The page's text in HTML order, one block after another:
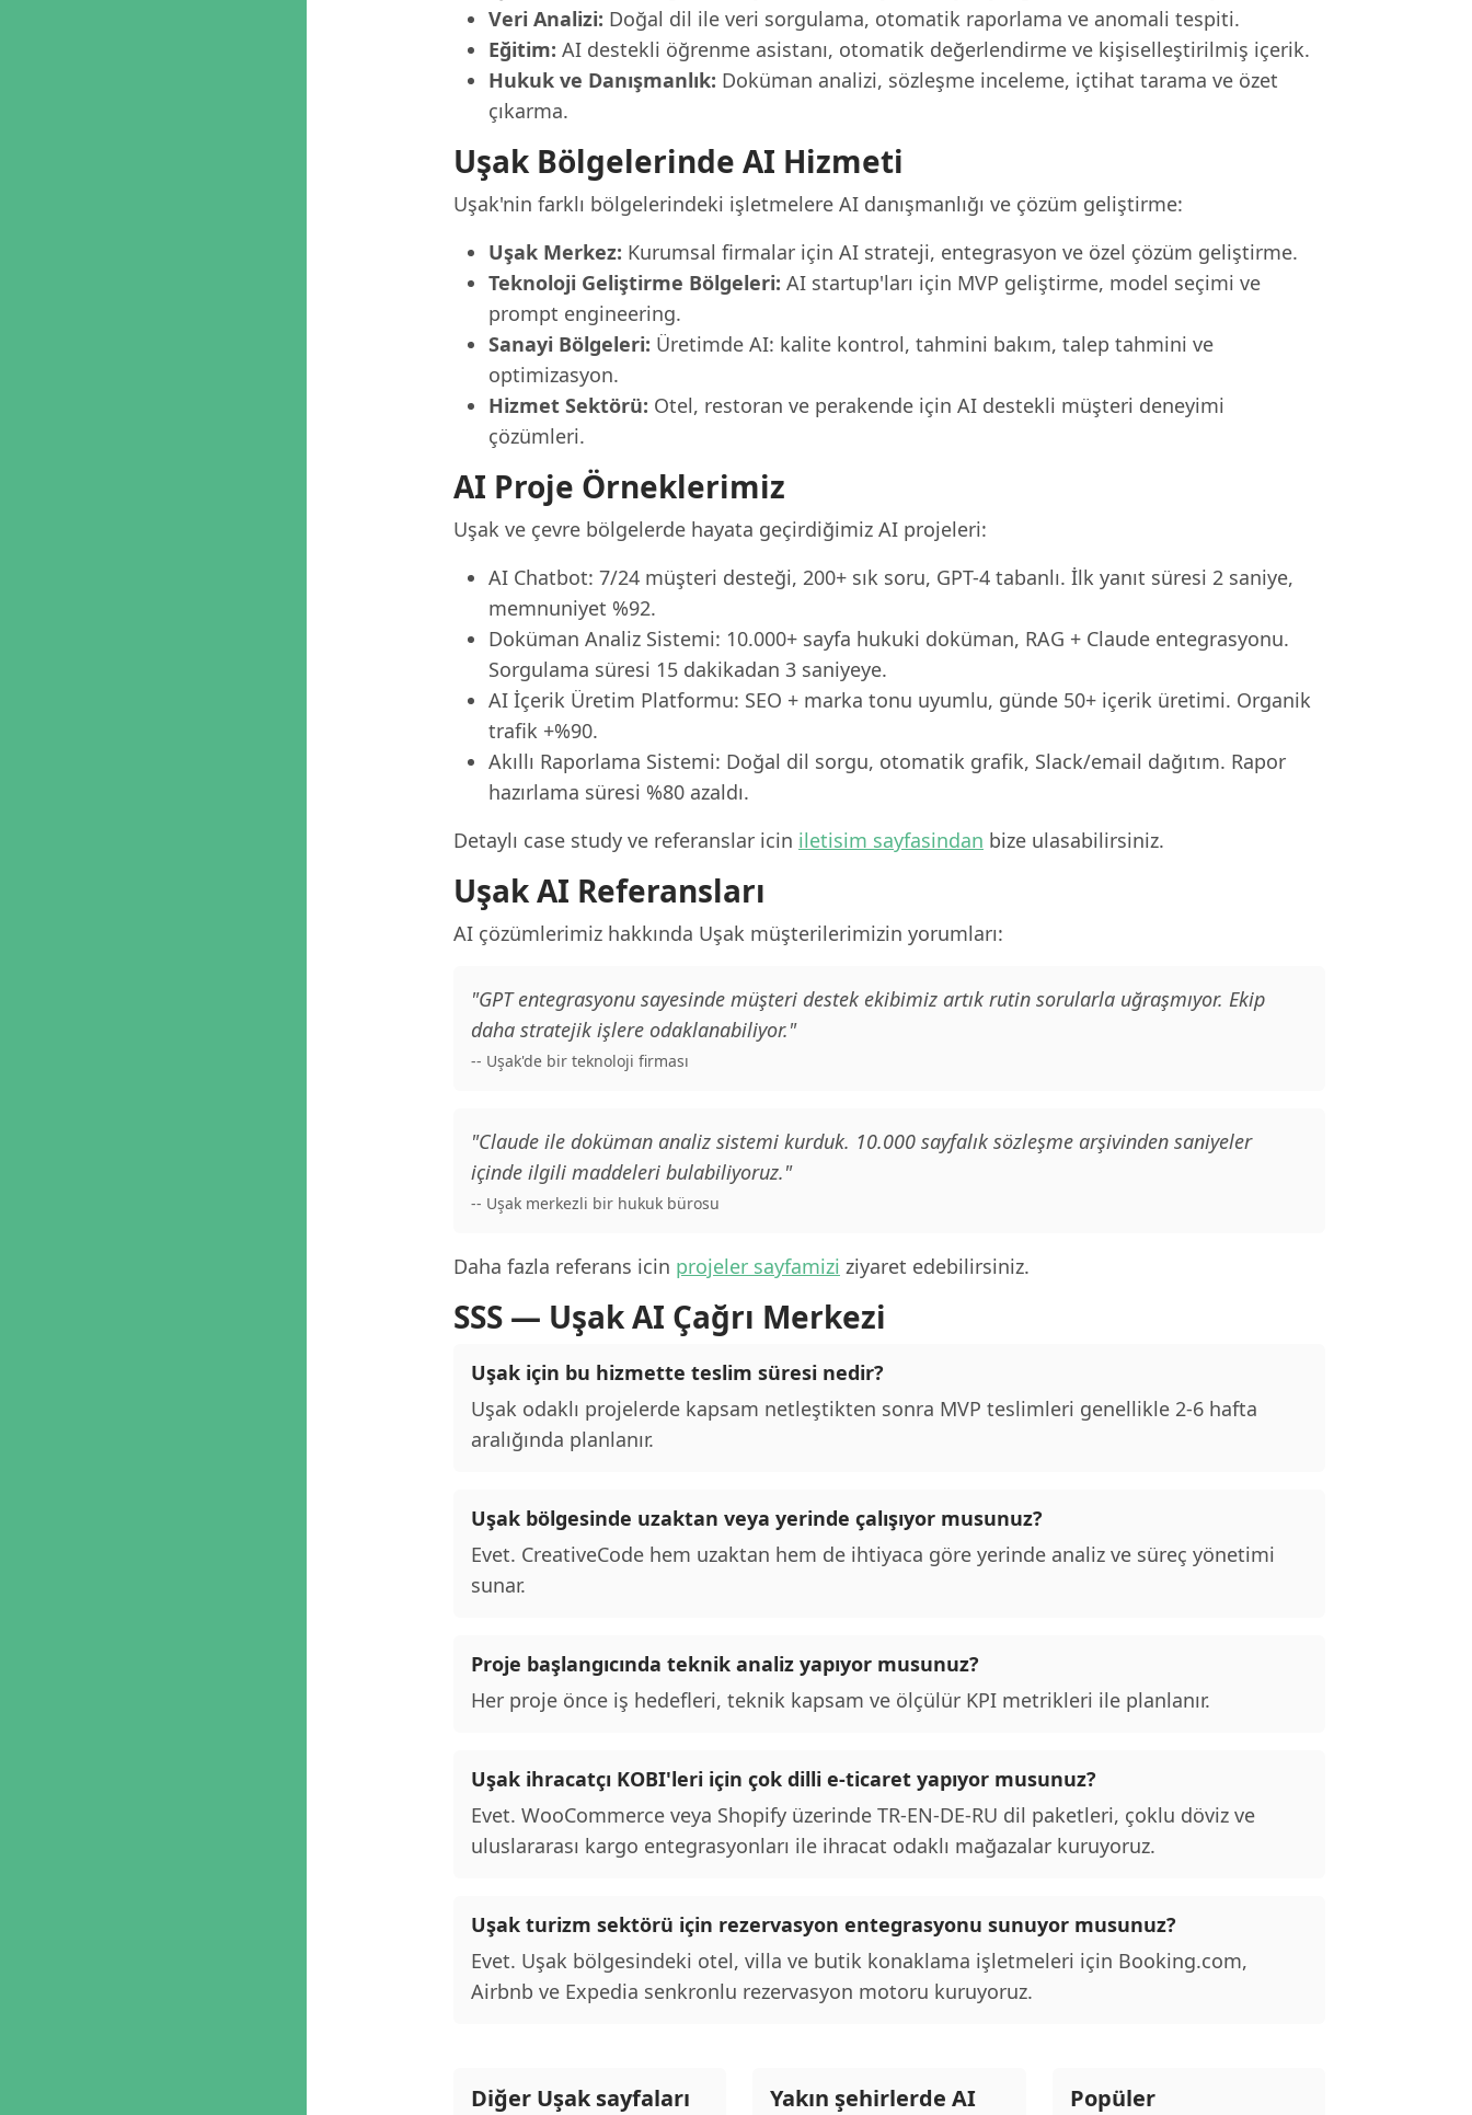
Veri Analizi: Doğal dil ile veri sorgulama, otomatik raporlama ve anomali tespiti.
Eğitim: AI destekli öğrenme asistanı, otomatik değerlendirme ve kişiselleştirilmiş içerik.
Hukuk ve Danışmanlık: Doküman analizi, sözleşme inceleme, içtihat tarama ve özet
çıkarma.
Uşak Bölgelerinde AI Hizmeti
Uşak'nin farklı bölgelerindeki işletmelere AI danışmanlığı ve çözüm geliştirme:
Uşak Merkez: Kurumsal firmalar için AI strateji, entegrasyon ve özel çözüm geliştirme.
Teknoloji Geliştirme Bölgeleri: AI startup'ları için MVP geliştirme, model seçimi ve
prompt engineering.
Sanayi Bölgeleri: Üretimde AI: kalite kontrol, tahmini bakım, talep tahmini ve
optimizasyon.
Hizmet Sektörü: Otel, restoran ve perakende için AI destekli müşteri deneyimi
çözümleri.
AI Proje Örneklerimiz
Uşak ve çevre bölgelerde hayata geçirdiğimiz AI projeleri:
AI Chatbot: 7/24 müşteri desteği, 200+ sık soru, GPT-4 tabanlı. İlk yanıt süresi 2 saniye,
memnuniyet %92.
Doküman Analiz Sistemi: 10.000+ sayfa hukuki doküman, RAG + Claude entegrasyonu.
Sorgulama süresi 15 dakikadan 3 saniyeye.
AI İçerik Üretim Platformu: SEO + marka tonu uyumlu, günde 50+ içerik üretimi. Organik
trafik +%90.
Akıllı Raporlama Sistemi: Doğal dil sorgu, otomatik grafik, Slack/email dağıtım. Rapor
hazırlama süresi %80 azaldı.
Detaylı case study ve referanslar icin iletisim sayfasindan bize ulasabilirsiniz.
Uşak AI Referansları
AI çözümlerimiz hakkında Uşak müşterilerimizin yorumları:
"GPT entegrasyonu sayesinde müşteri destek ekibimiz artık rutin sorularla uğraşmıyor. Ekip
daha stratejik işlere odaklanabiliyor."
-- Uşak'de bir teknoloji firması
"Claude ile doküman analiz sistemi kurduk. 10.000 sayfalık sözleşme arşivinden saniyeler
içinde ilgili maddeleri bulabiliyoruz."
-- Uşak merkezli bir hukuk bürosu
Daha fazla referans icin projeler sayfamizi ziyaret edebilirsiniz.
SSS — Uşak AI Çağrı Merkezi
Uşak için bu hizmette teslim süresi nedir?
Uşak odaklı projelerde kapsam netleştikten sonra MVP teslimleri genellikle 2-6 hafta
aralığında planlanır.
Uşak bölgesinde uzaktan veya yerinde çalışıyor musunuz?
Evet. CreativeCode hem uzaktan hem de ihtiyaca göre yerinde analiz ve süreç yönetimi
sunar.
Proje başlangıcında teknik analiz yapıyor musunuz?
Her proje önce iş hedefleri, teknik kapsam ve ölçülür KPI metrikleri ile planlanır.
Uşak ihracatçı KOBI'leri için çok dilli e-ticaret yapıyor musunuz?
Evet. WooCommerce veya Shopify üzerinde TR-EN-DE-RU dil paketleri, çoklu döviz ve
uluslararası kargo entegrasyonları ile ihracat odaklı mağazalar kuruyoruz.
Uşak turizm sektörü için rezervasyon entegrasyonu sunuyor musunuz?
Evet. Uşak bölgesindeki otel, villa ve butik konaklama işletmeleri için Booking.com,
Airbnb ve Expedia senkronlu rezervasyon motoru kuruyoruz.
Diğer Uşak sayfaları
Yakın şehirlerde AI
Popüler